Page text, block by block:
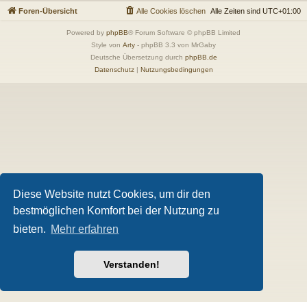
Diese Website nutzt Cookies, um dir den
bestmöglichen Komfort bei der Nutzung zu
bieten. Mehr erfahren
Verstanden!
Foren-Übersicht Alle Zeiten sind UTC+01:00
Alle Cookies löschen
Powered by phpBB® Forum Software © phpBB Limited
Style von Arty - phpBB 3.3 von MrGaby
Deutsche Übersetzung durch phpBB.de
Datenschutz| Nutzungsbedingungen